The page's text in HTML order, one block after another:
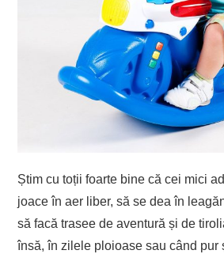
Știm cu toții foarte bine că cei mici
joace în aer liber, să se dea în
să facă trasee de aventură și de
însă, în zilele ploioase sau când pur